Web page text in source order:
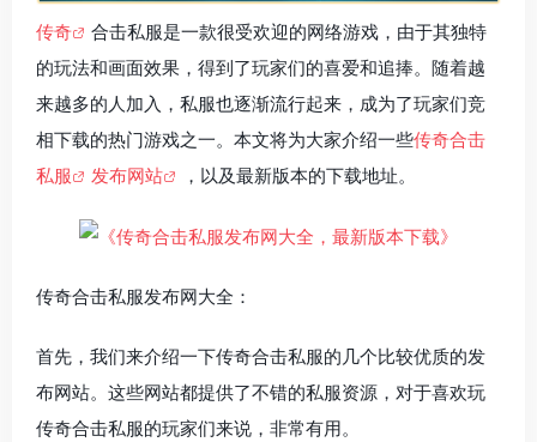
传奇
合击私服是一款很受欢迎的网络游戏，由于其独特
的玩法和画面效果，得到了玩家们的喜爱和追捧。随着越
来越多的人加入，私服也逐渐流行起来，成为了玩家们竞
相下载的热门游戏之一。本文将为大家介绍一些传奇合击
私服
发布网站 ，以及最新版本的下载地址。
传奇合击私服发布网大全：
首先，我们来介绍一下传奇合击私服的几个比较优质的发
布网站。这些网站都提供了不错的私服资源，对于喜欢玩
传奇合击私服的玩家们来说，非常有用。